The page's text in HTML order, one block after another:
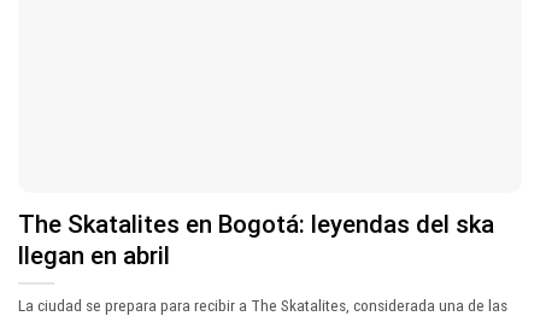
The Skatalites en Bogotá: leyendas del ska
llegan en abril
La ciudad se prepara para recibir a The Skatalites, considerada una de las